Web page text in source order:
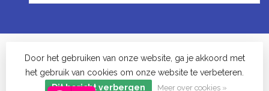
© Keukenwinkel in Vinkel - 2023
Door het gebruiken van onze website, ga je akkoord met
het gebruik van cookies om onze website te verbeteren.
Dit bericht verbergen
Meer over cookies »